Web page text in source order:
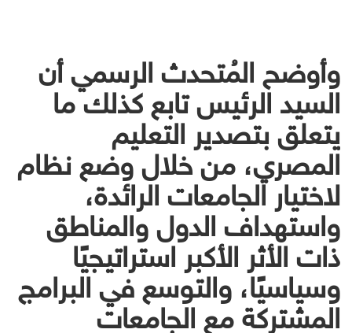
وأوضح المُتحدث الرسمي أن
السيد الرئيس تابع كذلك ما
يتعلق بتصدير التعليم
المصري، من خلال وضع نظام
لاختيار الجامعات الرائدة،
واستهداف الدول والمناطق
ذات الأثر الأكبر استراتيجيًا
وسياسيًا، والتوسع في البرامج
المشتركة مع الجامعات